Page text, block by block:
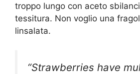
troppo lungo con aceto
tessitura. Non voglio una
linsalata.
“Strawberries have